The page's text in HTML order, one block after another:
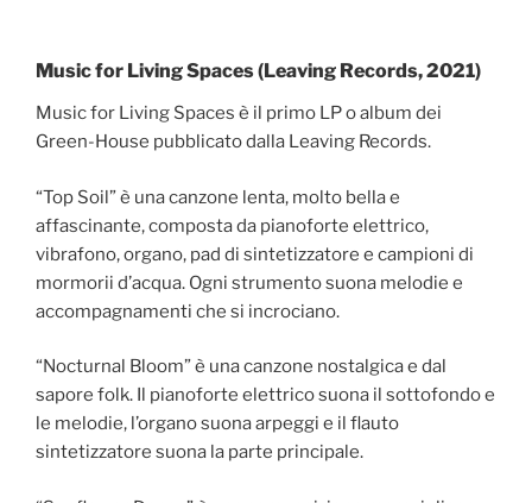
Music for Living Spaces (Leaving Records, 2021)
Music for Living Spaces è il primo LP o album dei
Green-House pubblicato dalla Leaving Records.
“Top Soil” è una canzone lenta, molto bella e
affascinante, composta da pianoforte elettrico,
vibrafono, organo, pad di sintetizzatore e campioni di
mormorii d’acqua. Ogni strumento suona melodie e
accompagnamenti che si incrociano.
“Nocturnal Bloom” è una canzone nostalgica e dal
sapore folk. Il pianoforte elettrico suona il sottofondo e
le melodie, l’organo suona arpeggi e il flauto
sintetizzatore suona la parte principale.